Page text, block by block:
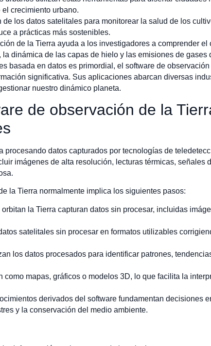
crecimiento urbano.
de los datos satelitales para monitorear la salud de los
a prácticas más sostenibles.
de la Tierra ayuda a los investigadores a comprender el
dinámica de las capas de hielo y las emisiones de gases
basada en datos es primordial, el software de
significativa. Sus aplicaciones abarcan diversas
nuestro dinámico planeta.
de observación de la
procesando datos capturados por tecnologías de
imágenes de alta resolución, lecturas térmicas, señales
la Tierra normalmente implica los siguientes pasos:
la Tierra capturan datos sin procesar, incluidas
satelitales sin procesar en formatos utilizables
los datos procesados para identificar patrones,
como mapas, gráficos o modelos 3D, lo que facilita la
derivados del software fundamentan decisiones
y la conservación del medio ambiente.